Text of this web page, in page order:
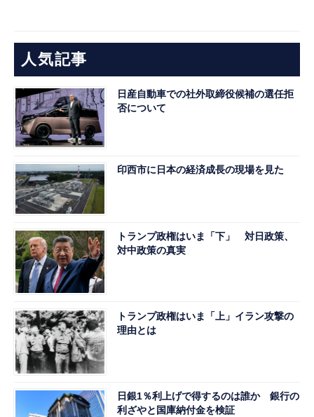
人気記事
日産自動車での社外取締役候補の選任拒
否について
印西市に日本の経済成長の現場を見た
トランプ政権はいま「下」 対日政策、
対中政策の真実
トランプ政権はいま「上」イラン攻撃の
理由とは
日銀1％利上げで得するのは誰か 銀行の
利ざやと国庫納付金を検証